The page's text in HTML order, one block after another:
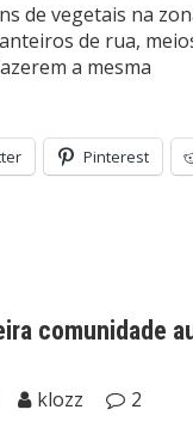
de vegetais na
de rua,
a mesma
Pinterest
comunidade
klozz
2